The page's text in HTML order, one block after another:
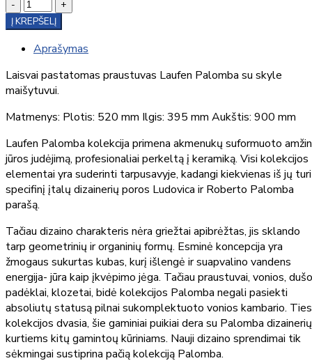
-
+
Į KREPŠELĮ
Aprašymas
Laisvai pastatomas praustuvas Laufen Palomba su skyle
maišytuvui.
Matmenys: Plotis: 520 mm Ilgis: 395 mm Aukštis: 900 mm
Laufen Palomba kolekcija primena akmenukų suformuoto
jūros judėjimą, profesionaliai perkeltą į keramiką. Visi kolekcijos
elementai yra suderinti tarpusavyje, kadangi kiekvienas iš jų turi
specifinį įtalų dizainerių poros Ludovica ir Roberto Palomba
parašą.
Tačiau dizaino charakteris nėra griežtai apibrėžtas, jis sklando
tarp geometrinių ir organinių formų. Esminė koncepcija yra
žmogaus sukurtas kubas, kurį išlengė ir suapvalino vandens
energija- jūra kaip įkvėpimo jėga. Tačiau praustuvai, vonios, dušo
padėklai, klozetai, bidė kolekcijos Palomba negali pasiekti
absoliutų statusą pilnai sukomplektuoto vonios kambario.
kolekcijos dvasia, šie gaminiai puikiai dera su Palomba dizainerių
kurtiems kitų gamintoų kūriniams. Nauji dizaino sprendimai tik
sėkmingai sustiprina pačią kolekciją Palomba.